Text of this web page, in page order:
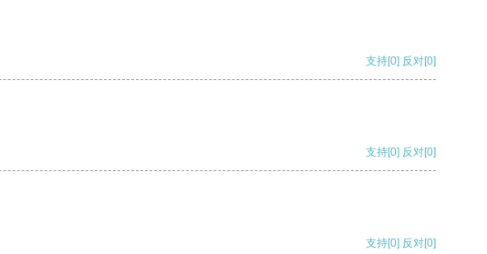
支持[0] 反对[0]
支持[0] 反对[0]
支持[0] 反对[0]